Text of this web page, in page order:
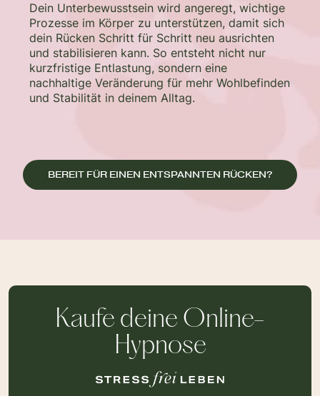
Dein Unterbewusstsein wird angeregt, wichtige
Prozesse im Körper zu unterstützen, damit sich
dein Rücken Schritt für Schritt neu ausrichten
und stabilisieren kann. So entsteht nicht nur
kurzfristige Entlastung, sondern eine
nachhaltige Veränderung für mehr Wohlbefinden
und Stabilität in deinem Alltag.
BEREIT FÜR EINEN ENTSPANNTEN RÜCKEN?
Kaufe deine Online-
Hypnose